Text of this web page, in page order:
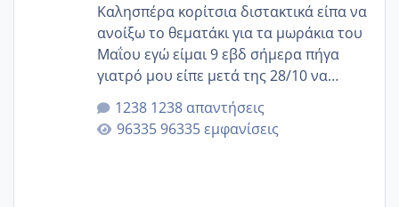
Καλησπέρα κορίτσια διστακτικά είπα να
ανοίξω το θεματάκι για τα μωράκια του
Μαΐου εγώ είμαι 9 εβδ σήμερα πήγα
γιατρό μου είπε μετά της 28/10 να
κλείσω ραντεβού για την αυχενική είναι
καμιά άλλη κοπέλα να γεννάει Μάιο ;;
1238 απαντήσεις
96335 εμφανίσεις